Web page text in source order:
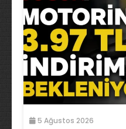
5 Ağustos 2026